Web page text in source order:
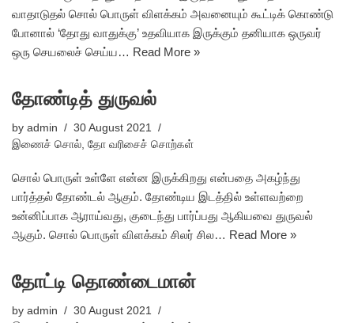
வாதாடுதல் சொல் பொருள் விளக்கம் அவனையும் கூட்டிக் கொண்டு
போனால் ‘தோது வாதுக்கு’ உதவியாக இருக்கும் தனியாக ஒருவர்
ஒரு செயலைச் செய்ய… Read More »
தோண்டித் துருவல்
by admin
30 August 2021
இணைச் சொல், தோ வரிசைச் சொற்கள்
சொல் பொருள் உள்ளே என்ன இருக்கிறது என்பதை அகழ்ந்து
பார்த்தல் தோண்டல் ஆகும். தோண்டிய இடத்தில் உள்ளவற்றை
உன்னிப்பாக ஆராய்வது, குடைந்து பார்ப்பது ஆகியவை துருவல்
ஆகும். சொல் பொருள் விளக்கம் சிலர் சில… Read More »
தோட்டி தொண்டைமான்
by admin
30 August 2021